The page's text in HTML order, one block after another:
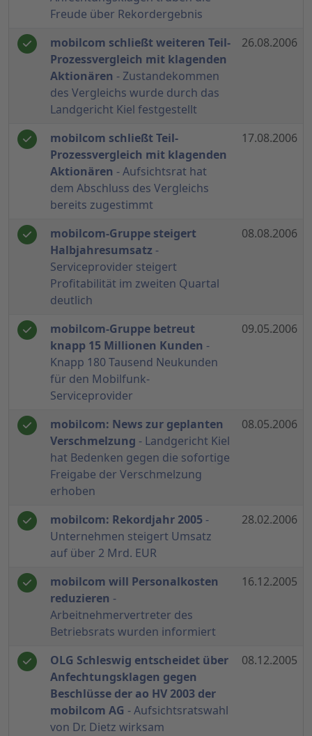
Freude über Rekordergebnis
mobilcom schließt weiteren Teil-
Prozessvergleich mit klagenden
Aktionären - Zustandekommen
des Vergleichs wurde durch das
Landgericht Kiel festgestellt
26.08.2006
mobilcom schließt Teil-
Prozessvergleich mit klagenden
Aktionären - Aufsichtsrat hat
dem Abschluss des Vergleichs
bereits zugestimmt
17.08.2006
mobilcom-Gruppe steigert
Halbjahresumsatz -
Serviceprovider steigert
Profitabilität im zweiten Quartal
deutlich
08.08.2006
mobilcom-Gruppe betreut
knapp 15 Millionen Kunden -
Knapp 180 Tausend Neukunden
für den Mobilfunk-
Serviceprovider
09.05.2006
mobilcom: News zur geplanten
Verschmelzung - Landgericht Kiel
hat Bedenken gegen die sofortige
Freigabe der Verschmelzung
erhoben
08.05.2006
mobilcom: Rekordjahr 2005-
Unternehmen steigert Umsatz
auf über 2 Mrd. EUR
28.02.2006
mobilcom will Personalkosten
reduzieren -
Arbeitnehmervertreter des
Betriebsrats wurden informiert
16.12.2005
OLG Schleswig entscheidet über
Anfechtungsklagen gegen
Beschlüsse der ao HV 2003 der
mobilcom AG - Aufsichtsratswahl
von Dr. Dietz wirksam
08.12.2005